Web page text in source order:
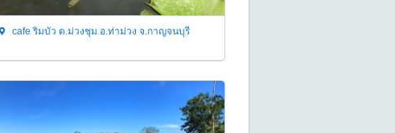
cafe ริมบัว ต.ม่วงชุม อ.ท่าม่วง จ.กาญจนบุรี